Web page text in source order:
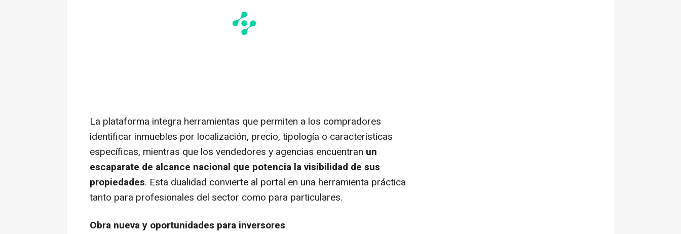
La plataforma integra herramientas que permiten a los compradores
identificar inmuebles por localización, precio, tipología o características
específicas, mientras que los vendedores y agencias encuentran un
escaparate de alcance nacional que potencia la visibilidad de sus
propiedades. Esta dualidad convierte al portal en una herramienta práctica
tanto para profesionales del sector como para particulares.
Obra nueva y oportunidades para inversores